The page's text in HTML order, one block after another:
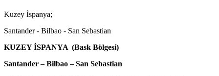
Kuzey İspanya;
Santander - Bilbao - San Sebastian
KUZEY İSPANYA (Bask Bölgesi)
Santander – Bilbao – San Sebastian